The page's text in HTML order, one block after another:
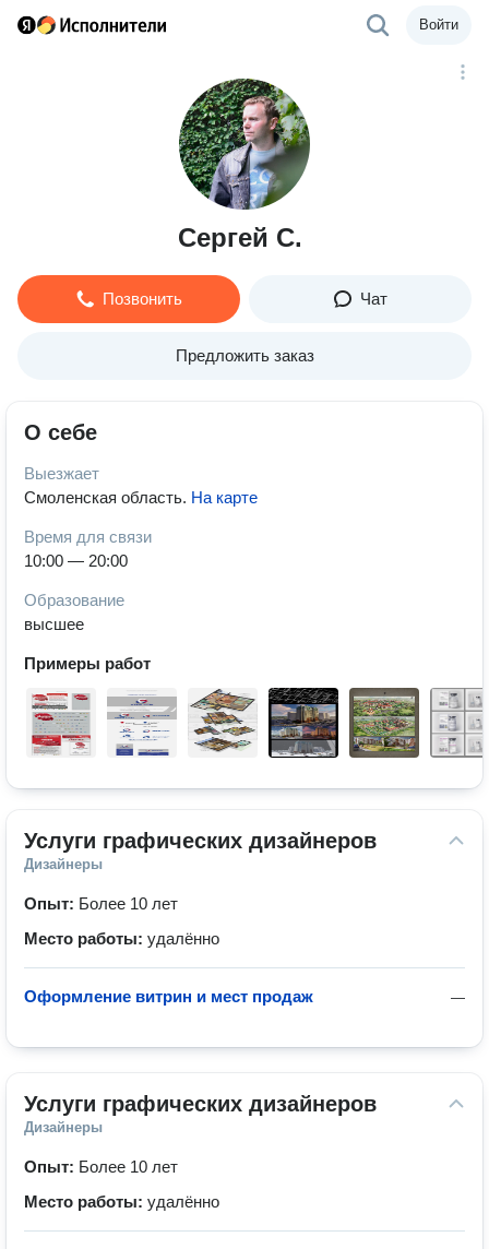
Войти
Сергей С.
Позвонить Чат
Предложить заказ
О себе
Выезжает
Смоленская область. На карте
Время для связи
10:00 — 20:00
Образование
высшее
Примеры работ
Услуги графических дизайнеров
Дизайнеры
Опыт: Более 10 лет
Место работы: удалённо
—
Оформление витрин и мест продаж
Услуги графических дизайнеров
Дизайнеры
Опыт: Более 10 лет
Место работы: удалённо